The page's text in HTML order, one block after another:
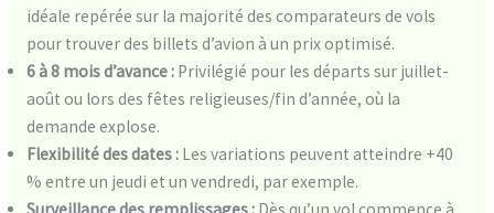
idéale repérée sur la majorité des comparateurs de vols
pour trouver des billets d’avion à un prix optimisé.
6 à 8 mois d’avance :Privilégié pour les départs sur juillet-
août ou lors des fêtes religieuses/fin d’année, où la
demande explose.
Flexibilité des dates :Les variations peuvent atteindre +40
% entre un jeudi et un vendredi, par exemple.
Surveillance des remplissages :Dès qu’un vol commence à